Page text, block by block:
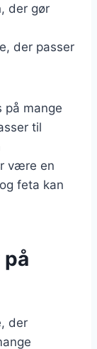
der gør
der passer
på mange
til
være en
feta kan
der